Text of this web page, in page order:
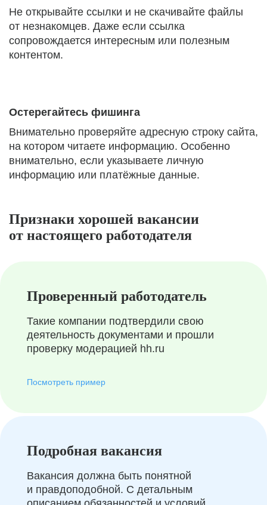
Не открывайте ссылки и не скачивайте файлы
от незнакомцев. Даже если ссылка
сопровождается интересным или полезным
контентом.
Остерегайтесь фишинга
Внимательно проверяйте адресную строку сайта,
на котором читаете информацию. Особенно
внимательно, если указываете личную
информацию или платёжные данные.
Признаки хорошей вакансии
от настоящего работодателя
Проверенный работодатель
Такие компании подтвердили свою
деятельность документами и прошли
проверку модерацией hh.ru
Посмотреть пример
Подробная вакансия
Вакансия должна быть понятной
и правдоподобной. С детальным